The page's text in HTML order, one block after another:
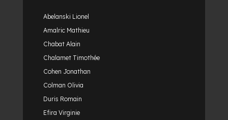
Abelanski Lionel
Amalric Mathieu
Chabat Alain
Chalamet Timothée
Cohen Jonathan
Colman Olivia
Duris Romain
Efira Virginie